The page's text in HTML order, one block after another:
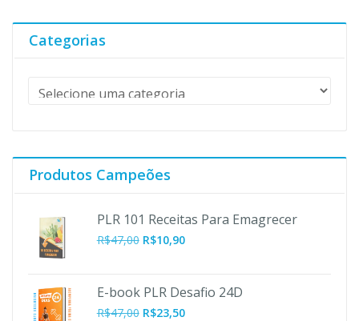
R$97,00.R$10,90.
Categorias
Produtos Campeões
PLR 101 Receitas Para Emagrecer
R$47,00 O
era:
R$47,00.
R$10,90O
é:
R$10,90.
E-book PLR Desafio 24D
R$47,00 R$23,50